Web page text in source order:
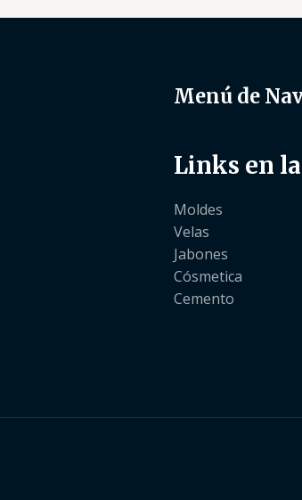
Menú de
Links en
Moldes
Velas
Jabones
Cósmetica
Cemento